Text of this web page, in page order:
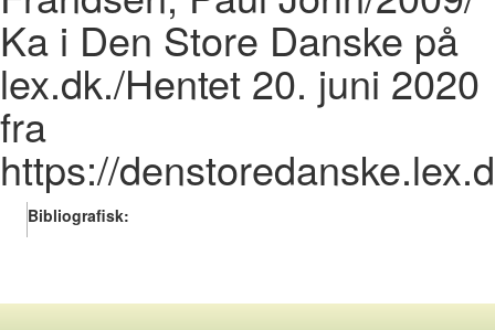
Ka i Den Store Danske på
lex.dk./Hentet 20. juni 2020
fra
https://
Bibliografisk: